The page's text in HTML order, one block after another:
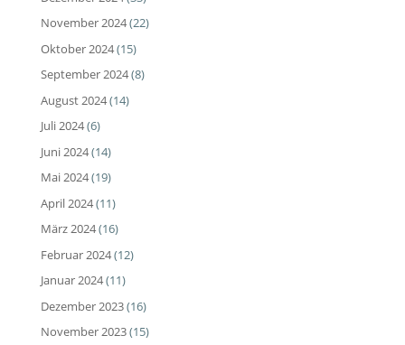
November 2024(22)
Oktober 2024(15)
September 2024(8)
August 2024(14)
Juli 2024(6)
Juni 2024(14)
Mai 2024(19)
April 2024(11)
März 2024(16)
Februar 2024(12)
Januar 2024(11)
Dezember 2023(16)
November 2023(15)